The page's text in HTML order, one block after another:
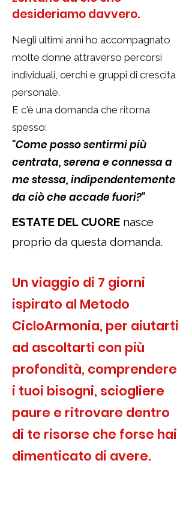
desideriamo davvero.
Negli ultimi anni ho accompagnato
molte donne attraverso percorsi
individuali, cerchi e gruppi di crescita
personale.
E c'è una domanda che ritorna
spesso:
"Come posso sentirmi più
centrata, serena e connessa a
me stessa, indipendentemente
da ciò che accade fuori?"
ESTATE DEL CUORE nasce
proprio da questa domanda.
Un viaggio di 7 giorni
ispirato al Metodo
CicloArmonia, per aiutarti
ad ascoltarti con più
profondità, comprendere
i tuoi bisogni, sciogliere
paure e ritrovare dentro
di te risorse che forse hai
dimenticato di avere.